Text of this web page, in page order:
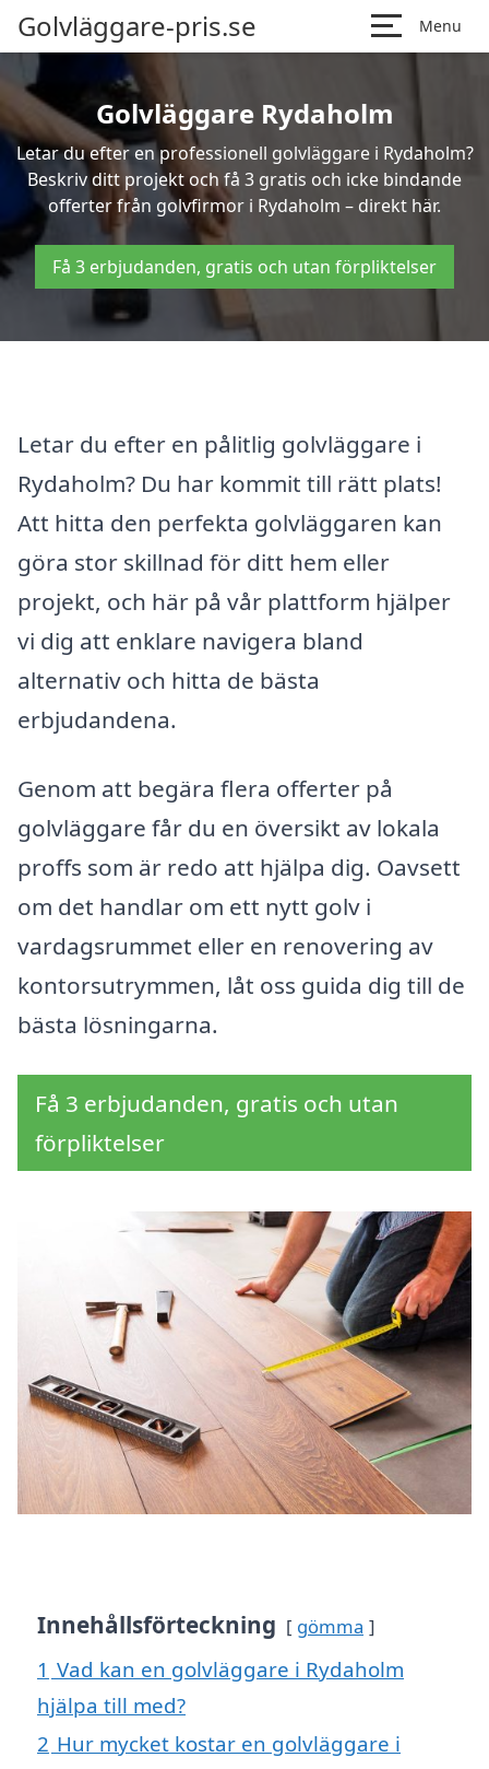
Golvläggare-pris.se Menu
Golvläggare Rydaholm
Letar du efter en professionell golvläggare i Rydaholm?
Beskriv ditt projekt och få 3 gratis och icke bindande
offerter från golvfirmor i Rydaholm – direkt här.
Få 3 erbjudanden, gratis och utan förpliktelser
Letar du efter en pålitlig golvläggare i
Rydaholm? Du har kommit till rätt plats!
Att hitta den perfekta golvläggaren kan
göra stor skillnad för ditt hem eller
projekt, och här på vår plattform hjälper
vi dig att enklare navigera bland
alternativ och hitta de bästa
erbjudandena.
Genom att begära flera offerter på
golvläggare får du en översikt av lokala
proffs som är redo att hjälpa dig. Oavsett
om det handlar om ett nytt golv i
vardagsrummet eller en renovering av
kontorsutrymmen, låt oss guida dig till de
bästa lösningarna.
Få 3 erbjudanden, gratis och utan
förpliktelser
Innehållsförteckning gömma
1 Vad kan en golvläggare i Rydaholm
hjälpa till med?
2 Hur mycket kostar en golvläggare i